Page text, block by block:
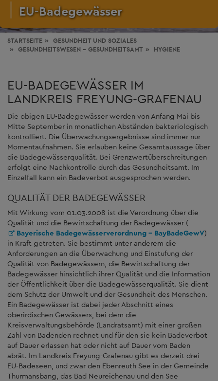
EU-Badegewässer
STARTSEITE GESUNDHEIT UND SOZIALES
GESUNDHEITSWESEN - GESUNDHEITSAMT
HYGIENE
EU-BADEGEWÄSSER IM
LANDKREIS FREYUNG-GRAFENAU
Die obigen EU-Badegewässer werden von Anfang Mai bis
Mitte September in monatlichen Abständen bakteriologisch
kontrolliert. Die Überwachungsergebnisse sind immer nur
Momentaufnahmen. Sie erlauben keine Gesamtaussage über
die Badegewässerqualität. Bei Grenzwertüberschreitungen
erfolgt eine Nachkontrolle durch das Gesundheitsamt. Im
Einzelfall kann ein Badeverbot ausgesprochen werden.
QUALITÄT DER BADEGEWÄSSER
Mit Wirkung vom 01.03.2008 ist die Verordnung über die
Qualität und die Bewirtschaftung der Badegewässer (
Bayerische Badegewässerverordnung - BayBadeGewV)
in Kraft getreten. Sie bestimmt unter anderem die
Anforderungen an die Überwachung und Einstufung der
Qualität von Badegewässern, die Bewirtschaftung der
Badegewässer hinsichtlich ihrer Qualität und die Information
der Öffentlichkeit über die Badegewässerqualität. Sie dient
dem Schutz der Umwelt und der Gesundheit des Menschen.
Ein Badegewässer ist dabei jeder Abschnitt eines
oberirdischen Gewässers, bei dem die
Kreisverwaltungsbehörde (Landratsamt) mit einer großen
Zahl von Badenden rechnet und für den sie kein Badeverbot
auf Dauer erlassen hat oder nicht auf Dauer vom Baden
abrät. Im Landkreis Freyung-Grafenau gibt es derzeit drei
EU-Badeseen, und zwar den Ebenreuth See in der Gemeinde
Thurmansbang, das Bad Neureichenau und den See